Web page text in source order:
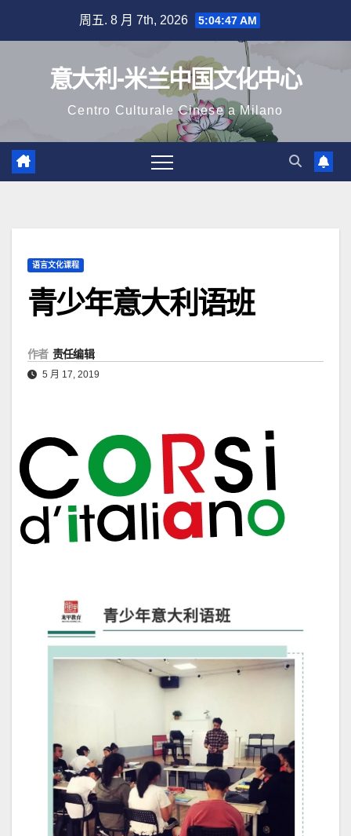
周五. 8 月 7th, 2026 5:04:48 AM
意大利-米兰中国文化中心
Centro Culturale Cinese a Milano
语言文化课程
青少年意大利语班
作者 责任编辑
5 月 17, 2019